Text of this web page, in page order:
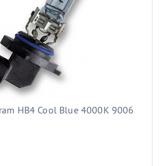
HB4 Cool Blue 4000K 9006